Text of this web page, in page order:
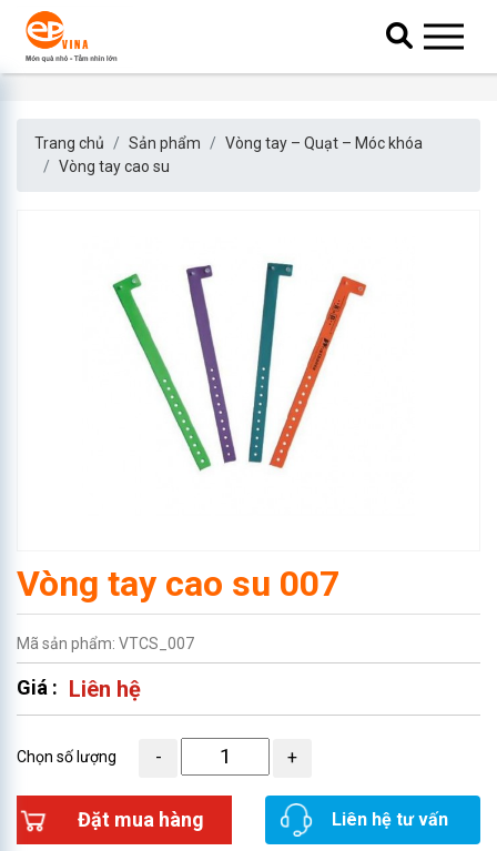
Trang chủ Sản phẩm
Vòng tay – Quạt – Móc khóa
Vòng tay cao su
Vòng tay cao su 007
Mã sản phẩm: VTCS_007
Giá : Liên hệ
Chọn số lượng
Đặt mua hàng Liên hệ tư vấn